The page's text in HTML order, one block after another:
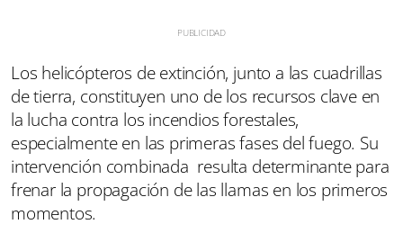
Los helicópteros de extinción, junto a las cuadrillas
de tierra, constituyen uno de los recursos clave en
la lucha contra los incendios forestales,
especialmente en las primeras fases del fuego. Su
intervención combinada resulta determinante para
frenar la propagación de las llamas en los primeros
momentos.